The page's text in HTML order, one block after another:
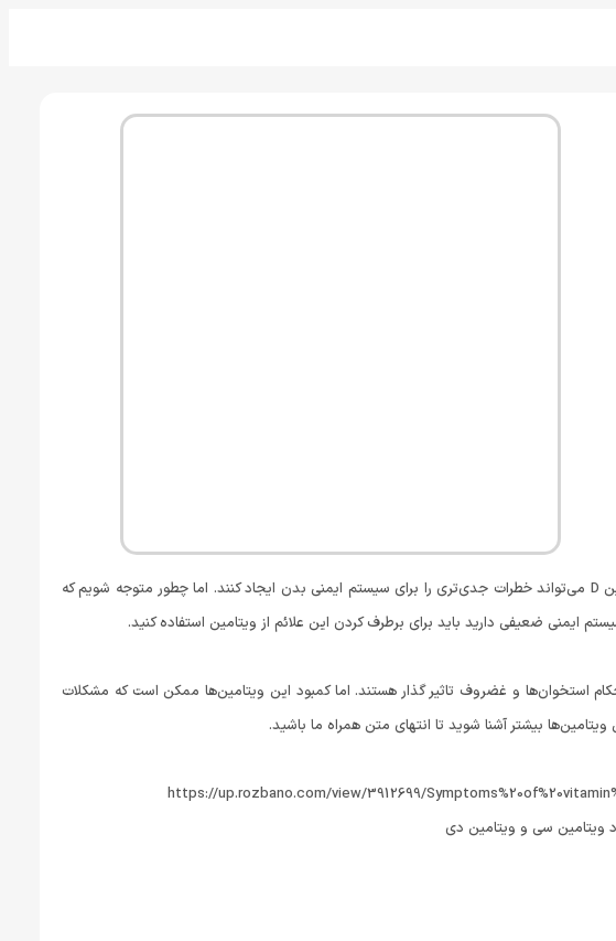
ویتامین‌ها نقش مهمی‌ در سلامت بدن دارند. اما کمبود ویتامین C و ویتامین D می‌تواند خطرات جدی‌تری را برای سیستم ایمنی بدن ایجاد کنند. اما چطور متوجه شویم که
ایمنی ضعیفی دارید باید برای برطرف کردن این علائم از ویتامین استفاده کنید.
و غضروف تاثیر گذار هستند. اما کمبود این ویتامین‌ها ممکن است که مشکلات
بیشتر آشنا شوید تا انتهای متن همراه ما باشید.
ویتامین سی و ویتامین دی